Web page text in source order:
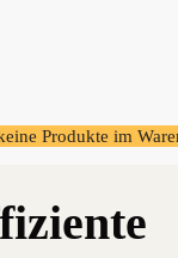
Produkte im